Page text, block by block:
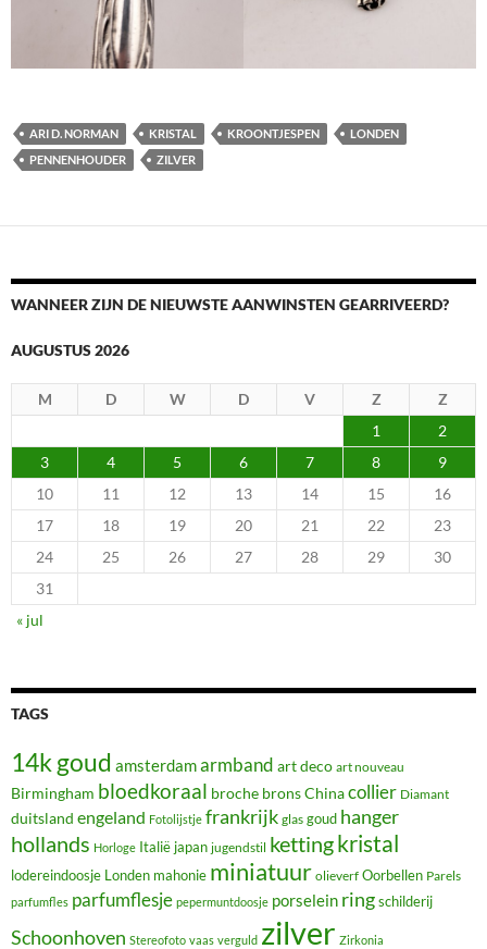
ARI D. NORMAN KRISTAL KROONTJESPEN
LONDEN
PENNENHOUDER
ZILVER
WANNEER ZIJN DE NIEUWSTE AANWINSTEN GEARRIVEERD?
AUGUSTUS 2026
M D W D V Z
Z
1
2
3
4 5 6 7 8
9
10
11 12 13 14 15
16
17
18 19 20 21 22
23
24
25 26 27 28 29
30
31
« jul
TAGS
14k goud amsterdamarmband art deco art nouveau
Birmingham bloedkoraal broche bronsChinacollier Diamant
duitsland engeland Fotolijstje frankrijk glas goud hanger
hollands Horloge Italië japan jugendstil ketting kristal
lodereindoosje Londen mahonie miniatuur olieverf Oorbellen Parels
parfumfles parfumflesje pepermuntdoosje porselein ringschilderij
Schoonhoven Stereofoto vaas verguld zilver Zirkonia